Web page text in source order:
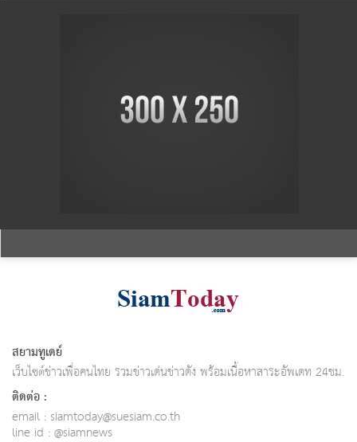
สยามทูเดย์
เว็บไซต์ข่าวเพื่อคนไทย รวมข่าวเด่นข่าวดัง พร้อมเนื้อหาสาระอัพเดท 24ชม.
ติดต่อ :
email : siamtoday@suesiam.co.th
line id : @siamnews